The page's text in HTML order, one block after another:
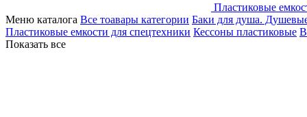
Пластиковые
Меню каталога Все тоавары категории Баки для душа.
Пластиковые емкости для спецтехники Кессоны пластиковые
Показать все